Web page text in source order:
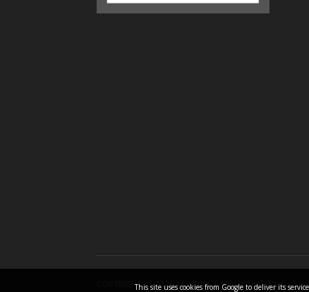
COPYRIGHT ©2026 Mariano Turigliatto il Blog
This site uses cookies from Google to deliver its